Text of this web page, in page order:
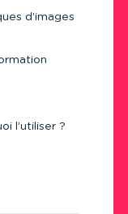
d’images
l’utiliser ?